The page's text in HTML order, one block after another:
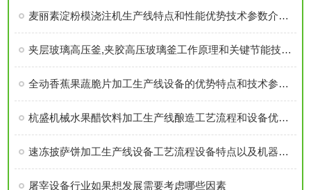
麦丽素淀粉模浇注机生产线特点和性能优势技术参数介绍：
夹层玻璃高压釜,夹胶高压玻璃釜工作原理和关键节能技术特点分析
全动香蕉果蔬脆片加工生产线设备的优势特点和技术参数介绍
杭盛机械水果醋饮料加工生产线酿造工艺流程和设备优势特点
速冻披萨饼加工生产线设备工艺流程设备特点以及机器技术参数详细介绍
屠宰设备行业如果想发展需要考虑哪些因素